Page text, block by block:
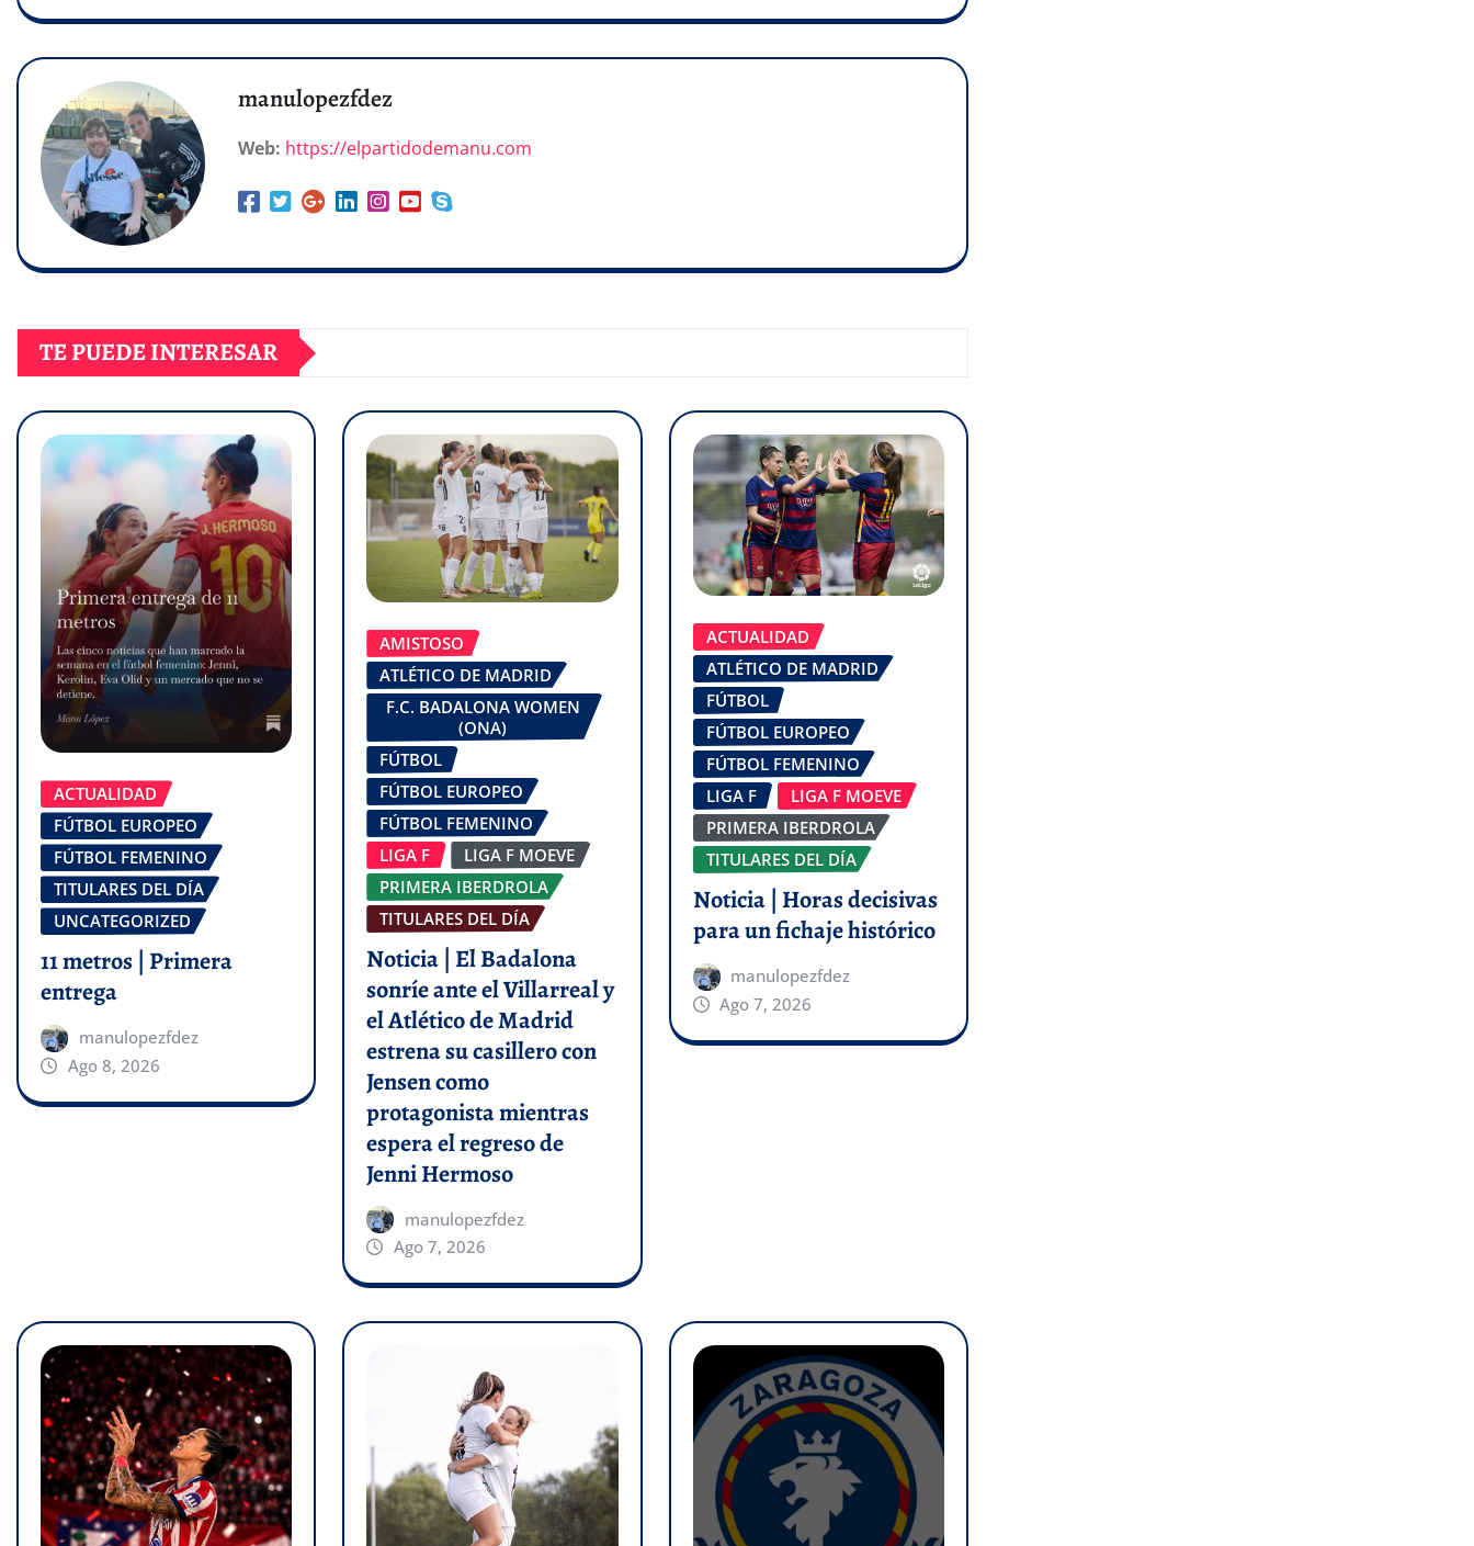
manulopezfdez
Web: https://elpartidodemanu.com
TE PUEDE INTERESAR
ACTUALIDAD
FÚTBOL EUROPEO
FÚTBOL FEMENINO
TITULARES DEL DÍA
UNCATEGORIZED
11 metros | Primera
entrega
manulopezfdez
Ago 8, 2026
AMISTOSO
ATLÉTICO DE MADRID
F.C. BADALONA WOMEN
(ONA)
FÚTBOL
FÚTBOL EUROPEO
FÚTBOL FEMENINO
LIGA F
LIGA F MOEVE
PRIMERA IBERDROLA
TITULARES DEL DÍA
Noticia | El Badalona
sonríe ante el Villarreal y
el Atlético de Madrid
estrena su casillero con
Jensen como
protagonista mientras
espera el regreso de
Jenni Hermoso
manulopezfdez
Ago 7, 2026
ACTUALIDAD
ATLÉTICO DE MADRID
FÚTBOL
FÚTBOL EUROPEO
FÚTBOL FEMENINO
LIGA F
LIGA F MOEVE
PRIMERA IBERDROLA
TITULARES DEL DÍA
Noticia | Horas decisivas
para un fichaje histórico
manulopezfdez
Ago 7, 2026